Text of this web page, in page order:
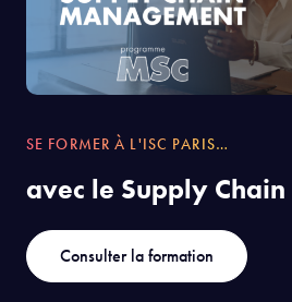
SE FORMER À L'ISC PARIS…
avec le Supply
Consulter la formation